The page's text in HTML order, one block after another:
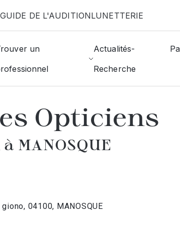
GUIDE DE L'AUDITIONLUNETTERIE
un
Actualités-
Recherche
opticien Manosque Atol Les Opticiens
Opticiens
MANOSQUE
04100, MANOSQUE